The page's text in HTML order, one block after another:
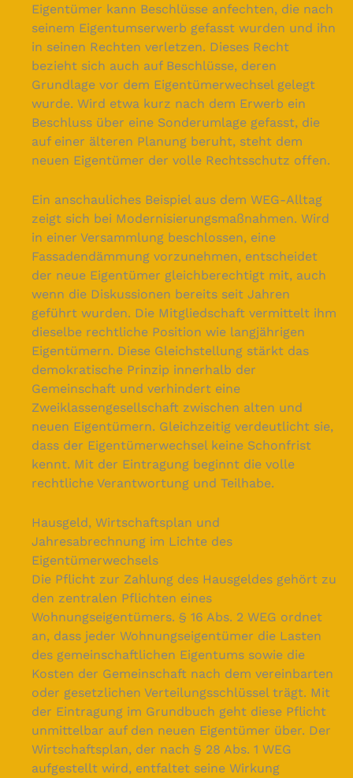
Eigentümer kann Beschlüsse anfechten, die nach
seinem Eigentumserwerb gefasst wurden und ihn
in seinen Rechten verletzen. Dieses Recht
bezieht sich auch auf Beschlüsse, deren
Grundlage vor dem Eigentümerwechsel gelegt
wurde. Wird etwa kurz nach dem Erwerb ein
Beschluss über eine Sonderumlage gefasst, die
auf einer älteren Planung beruht, steht dem
neuen Eigentümer der volle Rechtsschutz offen.
Ein anschauliches Beispiel aus dem WEG-Alltag
zeigt sich bei Modernisierungsmaßnahmen. Wird
in einer Versammlung beschlossen, eine
Fassadendämmung vorzunehmen, entscheidet
der neue Eigentümer gleichberechtigt mit, auch
wenn die Diskussionen bereits seit Jahren
geführt wurden. Die Mitgliedschaft vermittelt ihm
dieselbe rechtliche Position wie langjährigen
Eigentümern. Diese Gleichstellung stärkt das
demokratische Prinzip innerhalb der
Gemeinschaft und verhindert eine
Zweiklassengesellschaft zwischen alten und
neuen Eigentümern. Gleichzeitig verdeutlicht sie,
dass der Eigentümerwechsel keine Schonfrist
kennt. Mit der Eintragung beginnt die volle
rechtliche Verantwortung und Teilhabe.
Hausgeld, Wirtschaftsplan und
Jahresabrechnung im Lichte des
Eigentümerwechsels
Die Pflicht zur Zahlung des Hausgeldes gehört zu
den zentralen Pflichten eines
Wohnungseigentümers. § 16 Abs. 2 WEG ordnet
an, dass jeder Wohnungseigentümer die Lasten
des gemeinschaftlichen Eigentums sowie die
Kosten der Gemeinschaft nach dem vereinbarten
oder gesetzlichen Verteilungsschlüssel trägt. Mit
der Eintragung im Grundbuch geht diese Pflicht
unmittelbar auf den neuen Eigentümer über. Der
Wirtschaftsplan, der nach § 28 Abs. 1 WEG
aufgestellt wird, entfaltet seine Wirkung